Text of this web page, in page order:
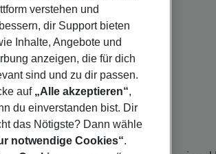
verstehen und
dir Support bieten
Inhalte, Angebote und
anzeigen, die für dich
sind und zu dir passen.
auf „Alle akzeptieren“,
du einverstanden bist. Dir
das Nötigste? Dann wähle
notwendige Cookies“.